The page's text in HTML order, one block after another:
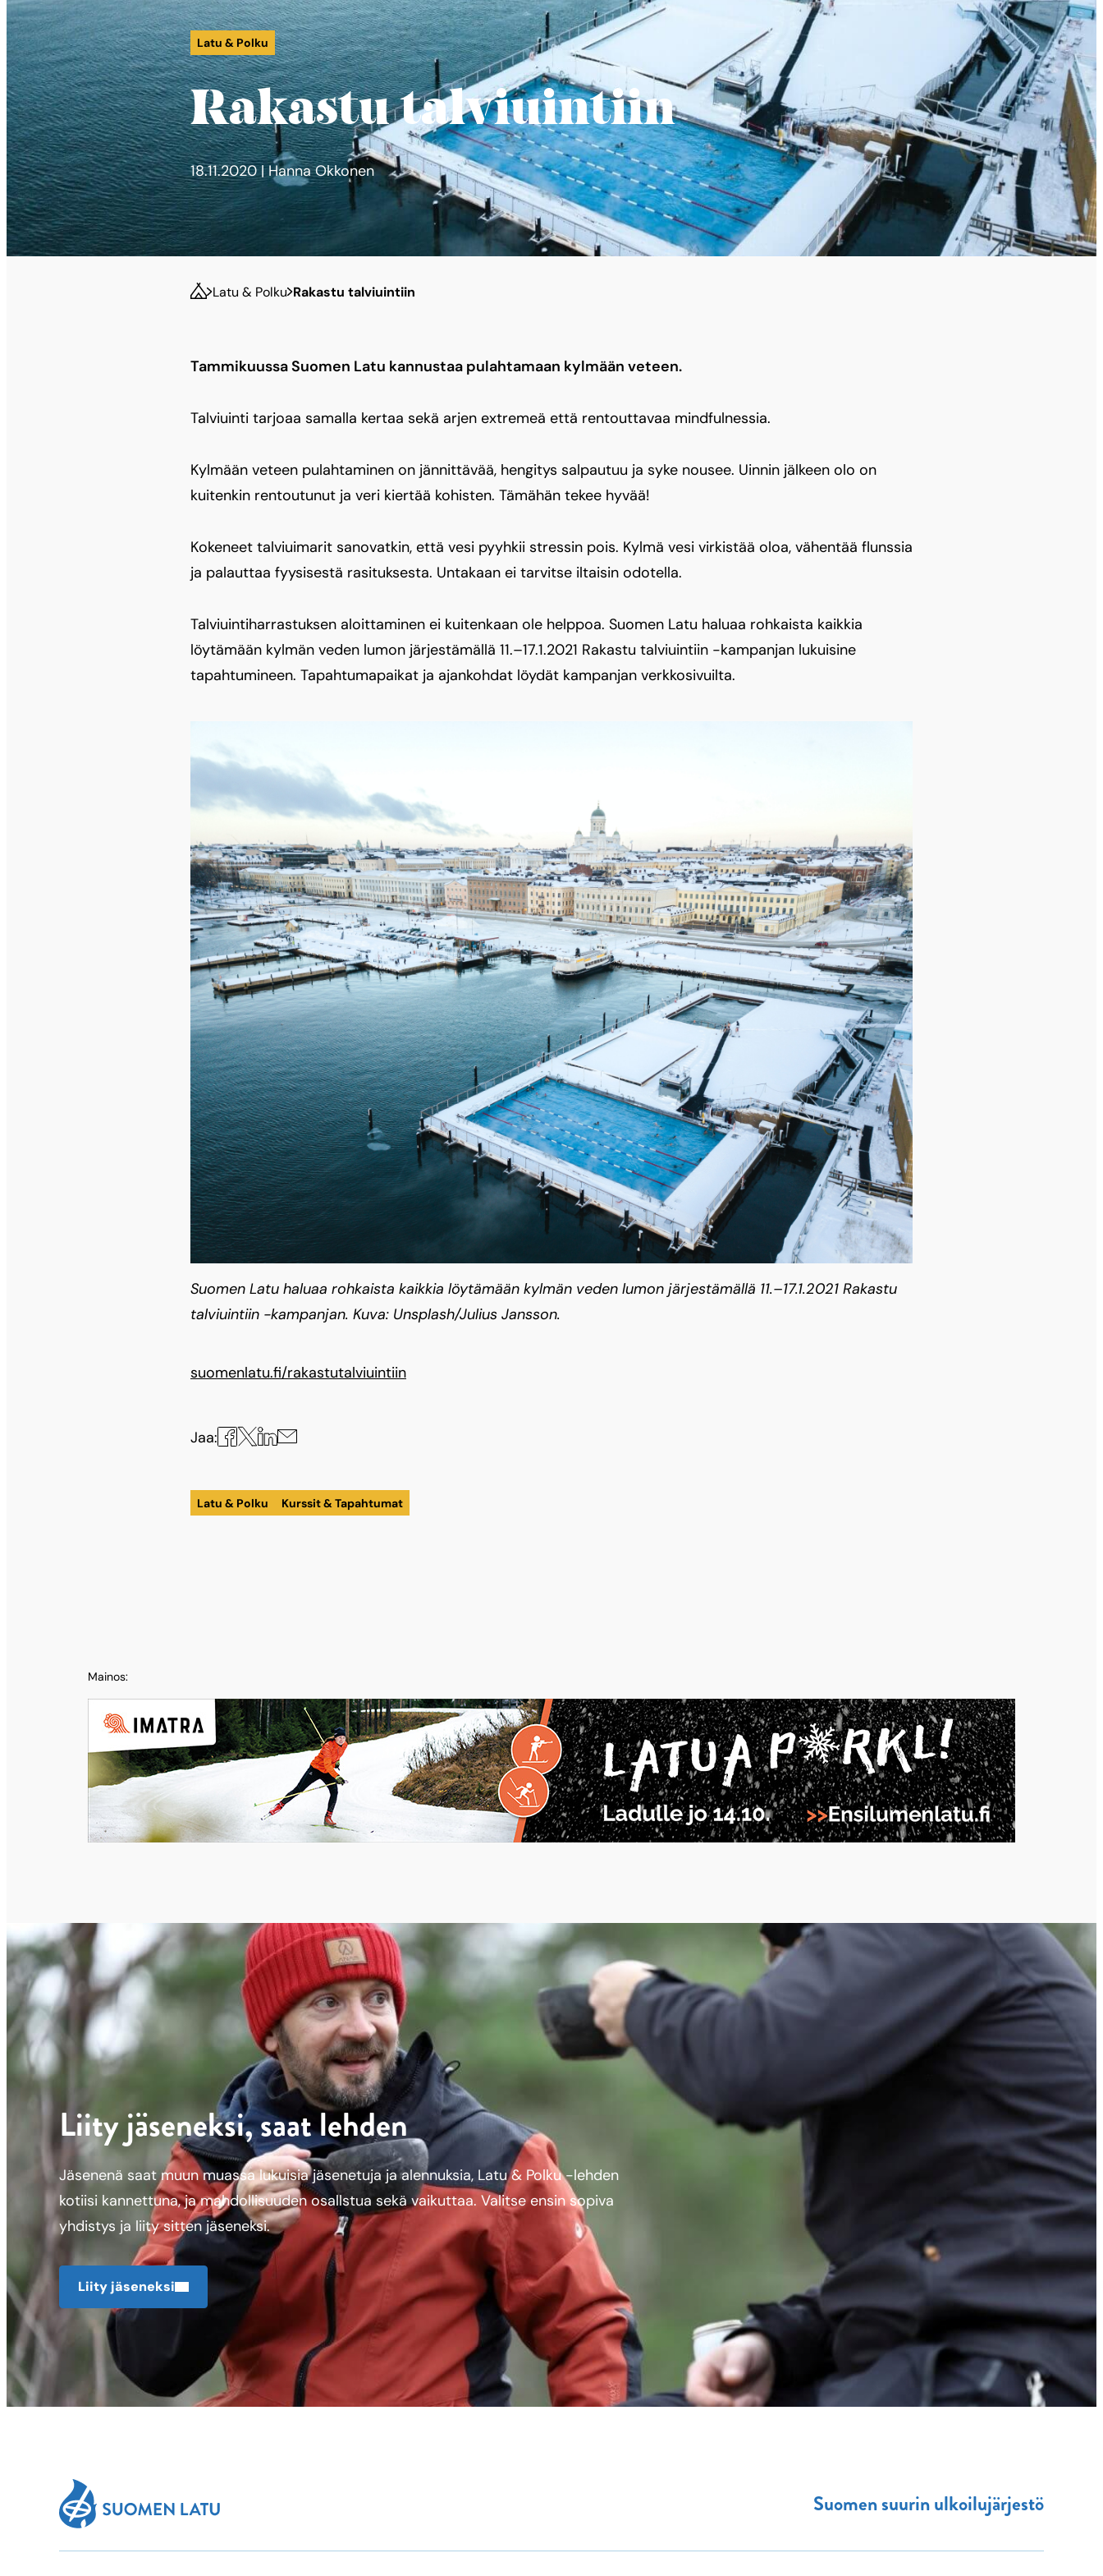
Latu & Polku
Rakastu talviuintiin
18.11.2020 | Hanna Okkonen
Latu & Polku Rakastu talviuintiin
Tammikuussa Suomen Latu kannustaa pulahtamaan kylmään veteen.
Talviuinti tarjoaa samalla kertaa sekä arjen extremeä että rentouttavaa mindfulnessia.
Kylmään veteen pulahtaminen on jännittävää, hengitys salpautuu ja syke nousee. Uinnin jälkeen olo on
kuitenkin rentoutunut ja veri kiertää kohisten. Tämähän tekee hyvää!
Kokeneet talviuimarit sanovatkin, että vesi pyyhkii stressin pois. Kylmä vesi virkistää oloa, vähentää flunssia
ja palauttaa fyysisestä rasituksesta. Untakaan ei tarvitse iltaisin odotella.
Talviuintiharrastuksen aloittaminen ei kuitenkaan ole helppoa. Suomen Latu haluaa rohkaista kaikkia
löytämään kylmän veden lumon järjestämällä 11.–17.1.2021 Rakastu talviuintiin -kampanjan lukuisine
tapahtumineen. Tapahtumapaikat ja ajankohdat löydät kampanjan verkkosivuilta.
Suomen Latu haluaa rohkaista kaikkia löytämään kylmän veden lumon järjestämällä 11.–17.1.2021 Rakastu
talviuintiin -kampanjan. Kuva: Unsplash/Julius Jansson.
suomenlatu.fi/rakastutalviuintiin
Jaa: Jaa
Facebookissa
Jaa
X:ssä
Jaa
LinkedInissä
Jaa
sähköpostilla
Latu & Polku Kurssit & Tapahtumat
Mainos:
Liity jäseneksi, saat lehden
Jäsenenä saat muun muassa lukuisia jäsenetuja ja alennuksia, Latu & Polku -lehden
kotiisi kannettuna, ja mahdollisuuden osallstua sekä vaikuttaa. Valitse ensin sopiva
yhdistys ja liity sitten jäseneksi.
Liity jäseneksi
Suomen suurin ulkoilujärjestö